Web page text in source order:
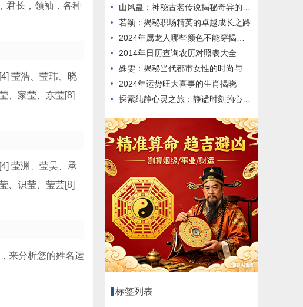
君长，领袖，各种
莹浩、莹玮、晓
、家莹、东莹[8]
莹渊、莹昊、承
、识莹、莹芸[8]
来分析您的姓名运
山风蛊：神秘古老传说揭秘奇异的蛊毒之谜
若颖：揭秘职场精英的卓越成长之路
2024年属龙人哪些颜色不能穿揭秘吉凶禁忌
2014年日历查询农历对照表大全
姝雯：揭秘当代都市女性的时尚与梦想
2024年运势旺大喜事的生肖揭晓
探索纯静心灵之旅：静谧时刻的心灵觉醒
标签列表